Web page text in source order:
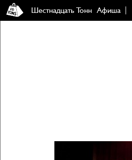
Шестнадцать Тонн Афиша